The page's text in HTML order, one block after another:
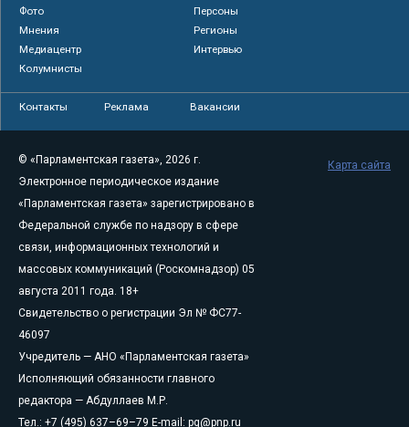
Фото
Персоны
Мнения
Регионы
Медиацентр
Интервью
Колумнисты
Контакты Реклама Вакансии
© «Парламентская газета», 2026 г.
Электронное периодическое издание
«Парламентская газета» зарегистрировано в
Федеральной службе по надзору в сфере
связи, информационных технологий и
массовых коммуникаций (Роскомнадзор) 05
августа 2011 года. 18+
Свидетельство о регистрации Эл № ФС77-
46097
Учредитель — АНО «Парламентская газета»
Исполняющий обязанности главного
редактора — Абдуллаев М.Р.
Тел.: +7 (495) 637–69–79 E-mail: pg@pnp.ru
Карта сайта